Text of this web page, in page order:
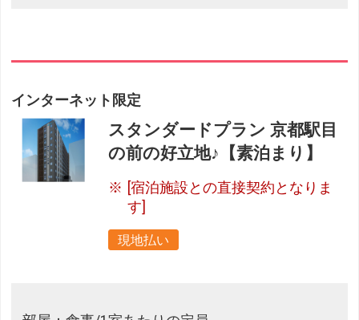
インターネット限定
スタンダードプラン 京都駅目
の前の好立地♪【素泊まり】
[宿泊施設との直接契約となりま
す]
現地払い